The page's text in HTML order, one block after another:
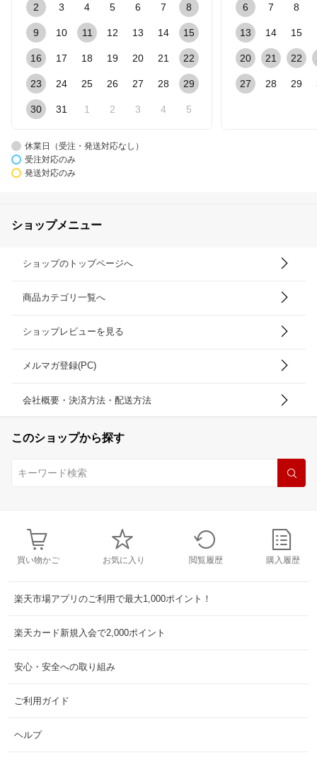
2 3 4 5 6 7 8
9 10 11 12 13 14 15
16 17 18 19 20 21 22
23 24 25 26 27 28 29
30 31 1 2 3 4 5
6 7 8
13 14 15
20 21 22
27 28 29
休業日（受注・発送対応なし）
受注対応のみ
発送対応のみ
ショップメニュー
ショップのトップページへ
商品カテゴリ一覧へ
ショップレビューを見る
メルマガ登録(PC)
会社概要・決済方法・配送方法
このショップから探す
買い物かご お気に入り 閲覧履歴 購入履歴
楽天市場アプリのご利用で最大1,000ポイント！
楽天カード新規入会で2,000ポイント
安心・安全への取り組み
ご利用ガイド
ヘルプ